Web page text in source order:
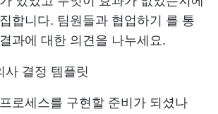
합니다. 팀원들과 협업하기 를 통
과에 대한 의견을 나누세요.
사 결정 템플릿
로세스를 구현할 준비가 되셨나